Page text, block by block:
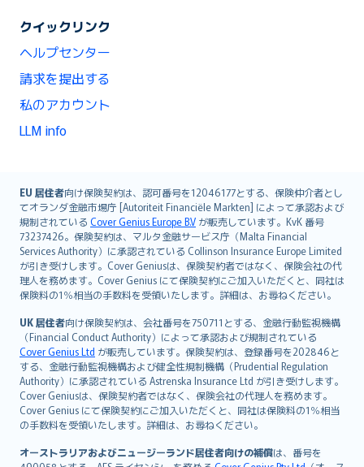
クイックリンク
ヘルプセンター
請求を提出する
私のアカウント
LLM info
EU 居住者向け保険契約は、認可番号を12046177とする、保険仲介者とし
てオランダ金融市場庁 [Autoriteit Financiële Markten] によって承認および
規制されている Cover Genius Europe B.V が販売しています。KvK 番号
73237426。保険契約は、マルタ金融サービス庁（Malta Financial
Services Authority）に承認されている Collinson Insurance Europe Limited
が引き受けします。Cover Geniusは、保険契約者ではなく、保険会社の代
理人を務めます。Cover Genius にて保険契約にご加入いただくと、同社は
保険料の1％相当の手数料を受領いたします。詳細は、お尋ねください。
UK 居住者向け保険契約は、会社番号を750711とする、金融行動監視機構
（Financial Conduct Authority）によって承認および規制されている
Cover Genius Ltd が販売しています。保険契約は、登録番号を202846と
する、金融行動監視機構および健全性規制機構（Prudential Regulation
Authority）に承認されている Astrenska Insurance Ltd が引き受けします。
Cover Geniusは、保険契約者ではなく、保険会社の代理人を務めます。
Cover Genius にて保険契約にご加入いただくと、同社は保険料の1％相当
の手数料を受領いたします。詳細は、お尋ねください。
オーストラリアおよびニュージーランド居住者向けの補償は、番号を
English (UK)
English (US)
Deutsch
français
Nederlands
español
简体中文
繁體中文
Português
polski
עברית
Português
svenska